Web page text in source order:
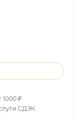
1000 ₽
СДЭК.